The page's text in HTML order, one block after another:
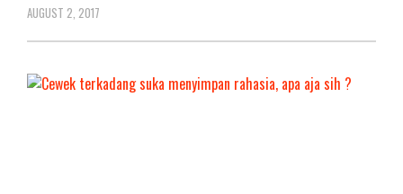
AUGUST 2, 2017